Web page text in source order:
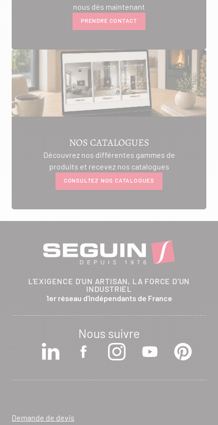
nous dès maintenant
PRENDRE CONTACT
NOS CATALOGUES
Découvrez nos différentes gammes de
produits et recevez nos catalogues
CONSULTEZ NOS CATALOGUES
L'EXIGENCE D'UN ARTISAN, LA FORCE D'UN
INDUSTRIEL
1er réseau d'indépendants de France
Nous suivre
Demande de devis